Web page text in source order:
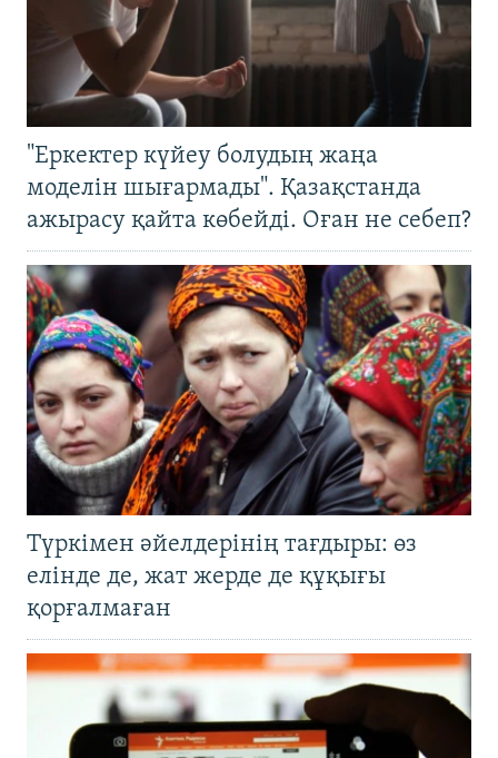
"Еркектер күйеу болудың жаңа
моделін шығармады". Қазақстанда
ажырасу қайта көбейді. Оған не себеп?
Түркімен әйелдерінің тағдыры: өз
елінде де, жат жерде де құқығы
қорғалмаған